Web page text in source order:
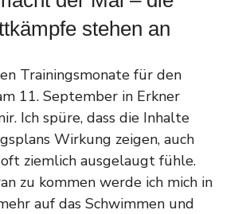
stehen an
Trainingsmonate für den
11. September in Erkner
Ich spüre, dass die Inhalte
Wirkung zeigen, auch
ziemlich ausgelaugt fühle.
zu kommen werde ich mich in
auf das Schwimmen und